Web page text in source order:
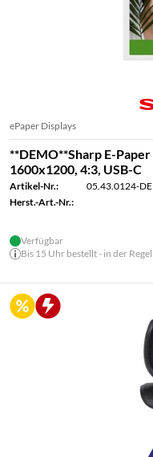
ePaper Displays
**DEMO**Sharp E-
1600x1200, 4:3, USB-C
Artikel-Nr.:
05.43.0124-
Herst.-Art.-Nr.:
Verfügbar
Bis 15 Uhr bestellt - in der